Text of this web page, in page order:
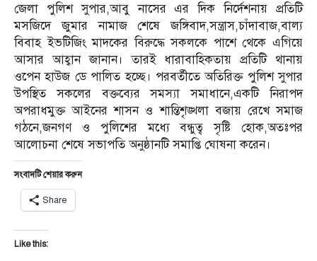
জেলা পুলিশ সুপার,আবু নাসের এর দিক নির্দেশনায় প্রতিটি
মসজিদে জুমার নামাজ শেষে জঙ্গিবাদ,সন্ত্রাস,চাঁদাবাজ,বাল্য
বিবাহ ইভটিজিং মাদকের বিরুদ্ধে সকলকে পাশে থেকে এগিয়ে
আসার আহ্বান জানান। তারই ধারাবাহিকতায় প্রতিটি থানায়
ওপেন হাউজ ডে পালিত হচ্ছে। পরবর্তীতে অতিরিক্ত পুলিশ সুপার
উপস্থিত সকলের বক্তব্যের সমস্যা সমাধানে,একটি নিরাপদ
অপরাধমুক্ত আইনের শাসন ও শান্তিশৃঙ্খলা বজায় রেখে সমাজ
গঠনে,জনগণ ও পুলিশের মধ্যে বন্ধুত্ব সৃষ্টি হোক,অতঃপর
আলোচনা শেষে সভাপতি অনুষ্ঠানটি সমাপ্তি ঘোষনা করেন।
সংবাদটি শেয়ার করুন
Share
Like this: